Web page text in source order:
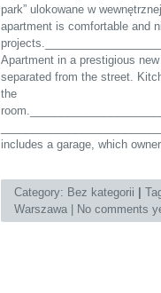
park” ulokowane w
apartment is comfortable and
Apartment in a prestigious
separated from the street.
the
includes a garage, which
Category: Bez kategorii
Warszawa
No comments